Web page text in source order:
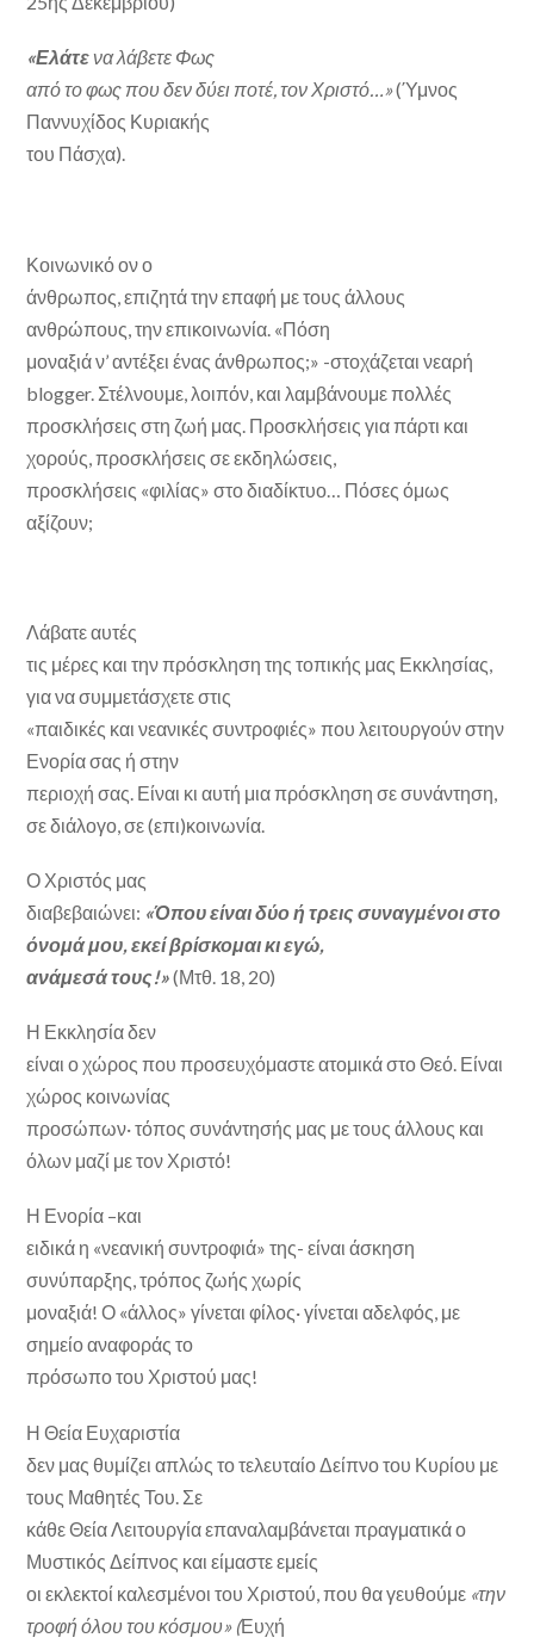
«Ελάτε να λάβετε Φως
από το φως που δεν δύει ποτέ, τον Χριστό…»(Ύμνος
Παννυχίδος Κυριακής
του Πάσχα).
Κοινωνικό ον ο
άνθρωπος, επιζητά την επαφή με τους άλλους
ανθρώπους, την επικοινωνία. «Πόση
μοναξιά ν’ αντέξει ένας άνθρωπος;» -στοχάζεται νεαρή
blogger. Στέλνουμε, λοιπόν, και λαμβάνουμε πολλές
προσκλήσεις στη ζωή μας. Προσκλήσεις για πάρτι και
χορούς, προσκλήσεις σε εκδηλώσεις,
προσκλήσεις «φιλίας» στο διαδίκτυο… Πόσες όμως
αξίζουν;
Λάβατε αυτές
τις μέρες και την πρόσκληση της τοπικής μας Εκκλησίας,
για να συμμετάσχετε στις
«παιδικές και νεανικές συντροφιές» που λειτουργούν στην
Ενορία σας ή στην
περιοχή σας. Είναι κι αυτή μια πρόσκληση σε συνάντηση,
σε διάλογο, σε (επι)κοινωνία.
Ο Χριστός μας
διαβεβαιώνει: «Όπου είναι δύο ή τρεις συναγμένοι στο
όνομά μου, εκεί βρίσκομαι κι εγώ,
ανάμεσά τους!»(Μτθ. 18, 20)
Η Εκκλησία δεν
είναι ο χώρος που προσευχόμαστε ατομικά στο Θεό. Είναι
χώρος κοινωνίας
προσώπων· τόπος συνάντησής μας με τους άλλους και
όλων μαζί με τον Χριστό!
Η Ενορία –και
ειδικά η «νεανική συντροφιά» της- είναι άσκηση
συνύπαρξης, τρόπος ζωής χωρίς
μοναξιά! Ο «άλλος» γίνεται φίλος· γίνεται αδελφός, με
σημείο αναφοράς το
πρόσωπο του Χριστού μας!
Η Θεία Ευχαριστία
δεν μας θυμίζει απλώς το τελευταίο Δείπνο του Κυρίου με
τους Μαθητές Του. Σε
κάθε Θεία Λειτουργία επαναλαμβάνεται πραγματικά ο
Μυστικός Δείπνος και είμαστε εμείς
οι εκλεκτοί καλεσμένοι του Χριστού, που θα γευθούμε «την
τροφή όλου του κόσμου» (Ευχή